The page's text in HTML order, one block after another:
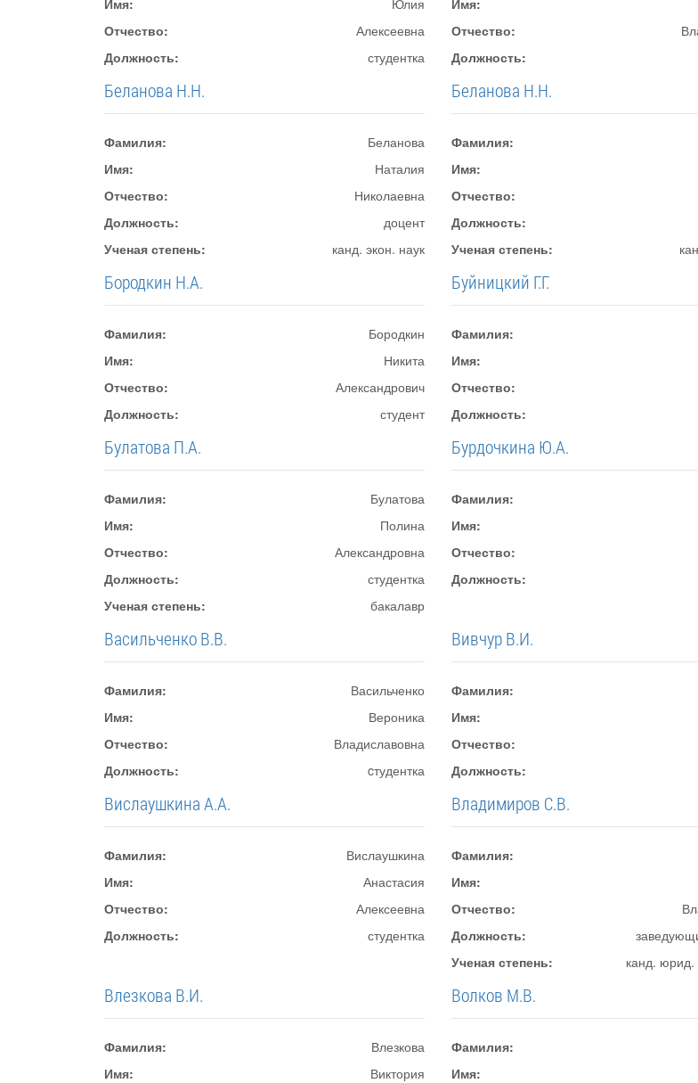
Имя:
Юлия
Отчество:
Алексеевна
Должность:
студентка
Имя:
Отчество:
Должность:
Беланова Н.Н.
Фамилия:
Беланова
Имя:
Наталия
Отчество:
Николаевна
Должность:
доцент
Ученая степень:
канд. экон. наук
Беланова Н.Н.
Фамилия:
Имя:
Отчество:
Должность:
Ученая степень:
Бородкин Н.А.
Фамилия:
Бородкин
Имя:
Никита
Отчество:
Александрович
Должность:
студент
Буйницкий Г.Г.
Фамилия:
Имя:
Отчество:
Должность:
Булатова П.А.
Фамилия:
Булатова
Имя:
Полина
Отчество:
Александровна
Должность:
студентка
Ученая степень:
бакалавр
Бурдочкина Ю.А.
Фамилия:
Имя:
Отчество:
Должность:
Васильченко В.В.
Фамилия:
Васильченко
Имя:
Вероника
Отчество:
Владиславовна
Должность:
cтудентка
Вивчур В.И.
Фамилия:
Имя:
Отчество:
Должность:
Вислаушкина А.А.
Фамилия:
Вислаушкина
Имя:
Анастасия
Отчество:
Алексеевна
Должность:
студентка
Владимиров С.В.
Фамилия:
Имя:
Отчество:
Должность:
Ученая степень:
канд. юрид.
Влезкова В.И.
Фамилия:
Влезкова
Имя:
Виктория
Волков М.В.
Фамилия:
Имя: